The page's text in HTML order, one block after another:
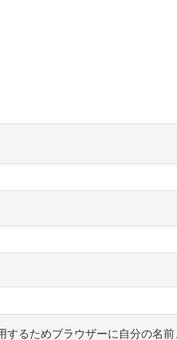
するためブラウザーに自分の名